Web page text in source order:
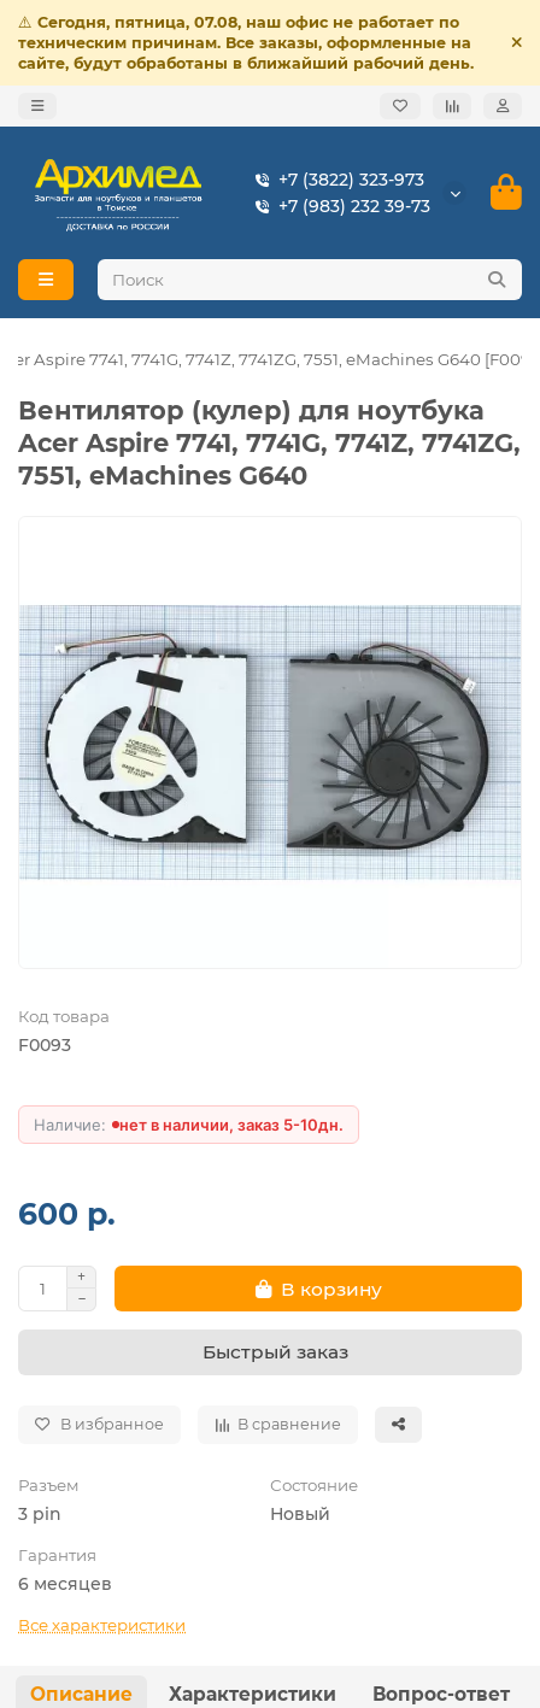
⚠️ Сегодня, пятница, 07.08, наш офис не работает по
техническим причинам. Все заказы, оформленные на
сайте, будут обработаны в ближайший рабочий день.
+7 (3822) 323-973
+7 (983) 232 39-73
Aspire 7741, 7741G, 7741Z, 7741ZG, 7551, eMachines G640
Вентилятор (кулер) для ноутбука
Acer Aspire 7741, 7741G, 7741Z, 7741ZG,
7551, eMachines G640
Код товара
F0093
нет в наличии, заказ 5-10дн.
600 р.
В корзину
Быстрый заказ
В избранное В сравнение
Разъем
3 pin
Состояние
Новый
Гарантия
6 месяцев
Все характеристики
Описание Характеристики Вопрос-ответ